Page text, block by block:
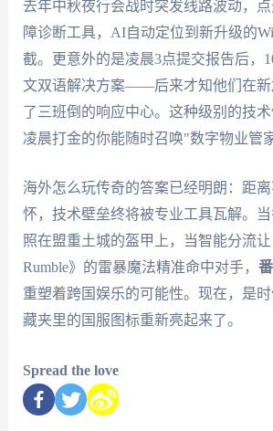
去年中秋夜行会战时突发线路波动，
障诊断工具，AI自动定位到新升级的
截。更意外的是凌晨3点提交报告后，
文双语解决方案——后来才知他们在新
了三班倒的响应中心。这种级别的技
凌晨打金的你能随时召唤"数字物业管
海外怎么玩传奇的答案已经明朗：距
怀，技术壁垒终将被专业工具瓦解。
照在盟重土城的盔甲上，当智能分流让
Rumble》的雷暴魔法精准命中对手，
重塑着跨国娱乐的可能性。现在，是
藏夹里的国服图标重新亮起来了。
Spread the love